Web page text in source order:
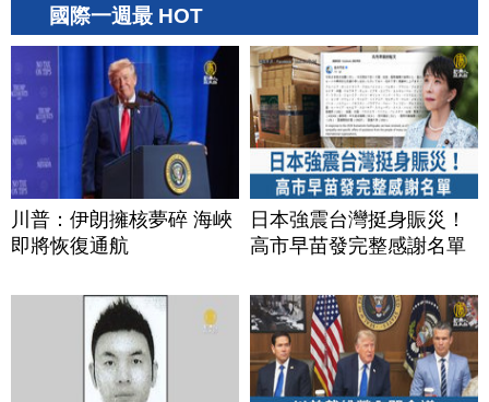
國際一週最 HOT
川普：伊朗擁核夢碎 海峽
即將恢復通航
日本強震台灣挺身賑災！
高市早苗發完整感謝名單